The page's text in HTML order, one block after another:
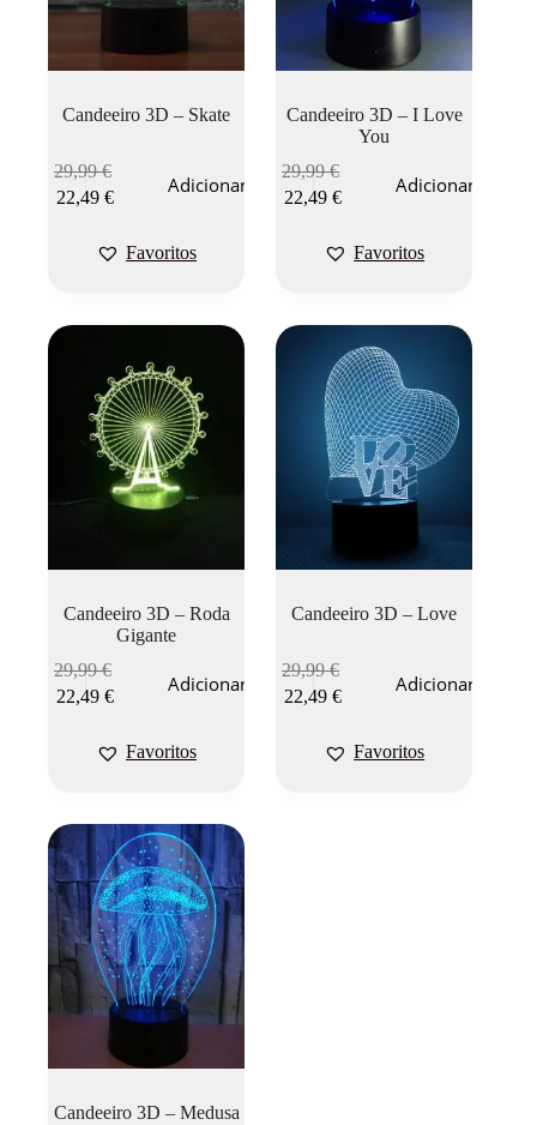
Candeeiro 3D – Skate
29,99€
22,49€
Adicionar
Favoritos
Candeeiro 3D – I Love
You
29,99€
22,49€
Adicionar
Favoritos
Candeeiro 3D – Roda
Gigante
29,99€
22,49€
Adicionar
Favoritos
Candeeiro 3D – Love
29,99€
22,49€
Adicionar
Favoritos
Candeeiro 3D – Medusa